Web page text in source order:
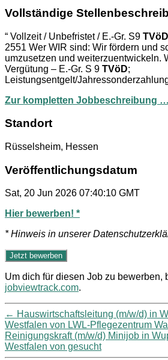
Vollständige
“ Vollzeit / Unbefristet / E.-Gr. S9 TVöD
2551 Wer WIR sind: Wir fördern und
umzusetzen und weiterzuentwickeln.
Vergütung – E.-Gr. S 9 TVöD;
Leistungsentgelt/
Zur kompletten Jobbeschreibung
Standort
Rüsselsheim, Hessen
Veröffentlichungsdatum
Sat, 20 Jun 2026 07:40:10 GMT
Hier bewerben! *
* Hinweis in unserer
Um dich für diesen Job zu bewerben,
jobviewtrack.com.
← Hauswirtschaftsleitung (m/w/d) in
Westfalen von LWL-Pflegezentrum
Reinigungskraft (m/w/d) Minijob in
Westfalen von gesucht